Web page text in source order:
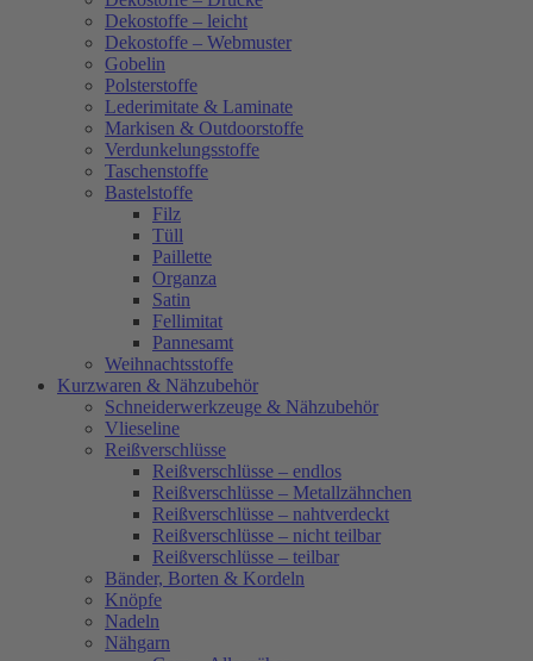
Dekostoffe – leicht
Dekostoffe – Webmuster
Gobelin
Polsterstoffe
Lederimitate & Laminate
Markisen & Outdoorstoffe
Verdunkelungsstoffe
Taschenstoffe
Bastelstoffe
Filz
Tüll
Paillette
Organza
Satin
Fellimitat
Pannesamt
Weihnachtsstoffe
Kurzwaren & Nähzubehör
Schneiderwerkzeuge & Nähzubehör
Vlieseline
Reißverschlüsse
Reißverschlüsse – endlos
Reißverschlüsse – Metallzähnchen
Reißverschlüsse – nahtverdeckt
Reißverschlüsse – nicht teilbar
Reißverschlüsse – teilbar
Bänder, Borten & Kordeln
Knöpfe
Nadeln
Nähgarn